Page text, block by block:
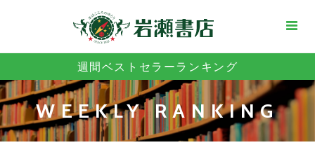
週間ベストセラーランキング
WEEKLY RANKING